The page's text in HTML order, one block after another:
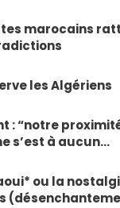
marocains
les Algériens
: “notre
s’est à aucun…
ou la